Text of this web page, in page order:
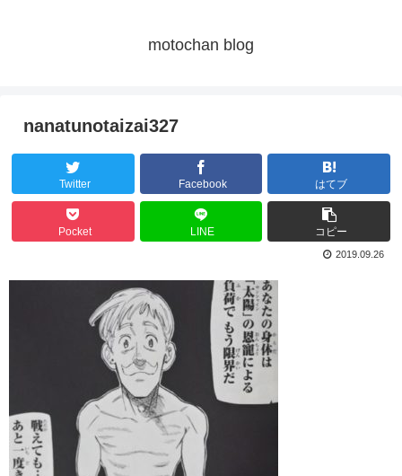
motochan blog
nanatunotaizai327
Twitter Facebook はてブ
Pocket LINE コピー
2019.09.26